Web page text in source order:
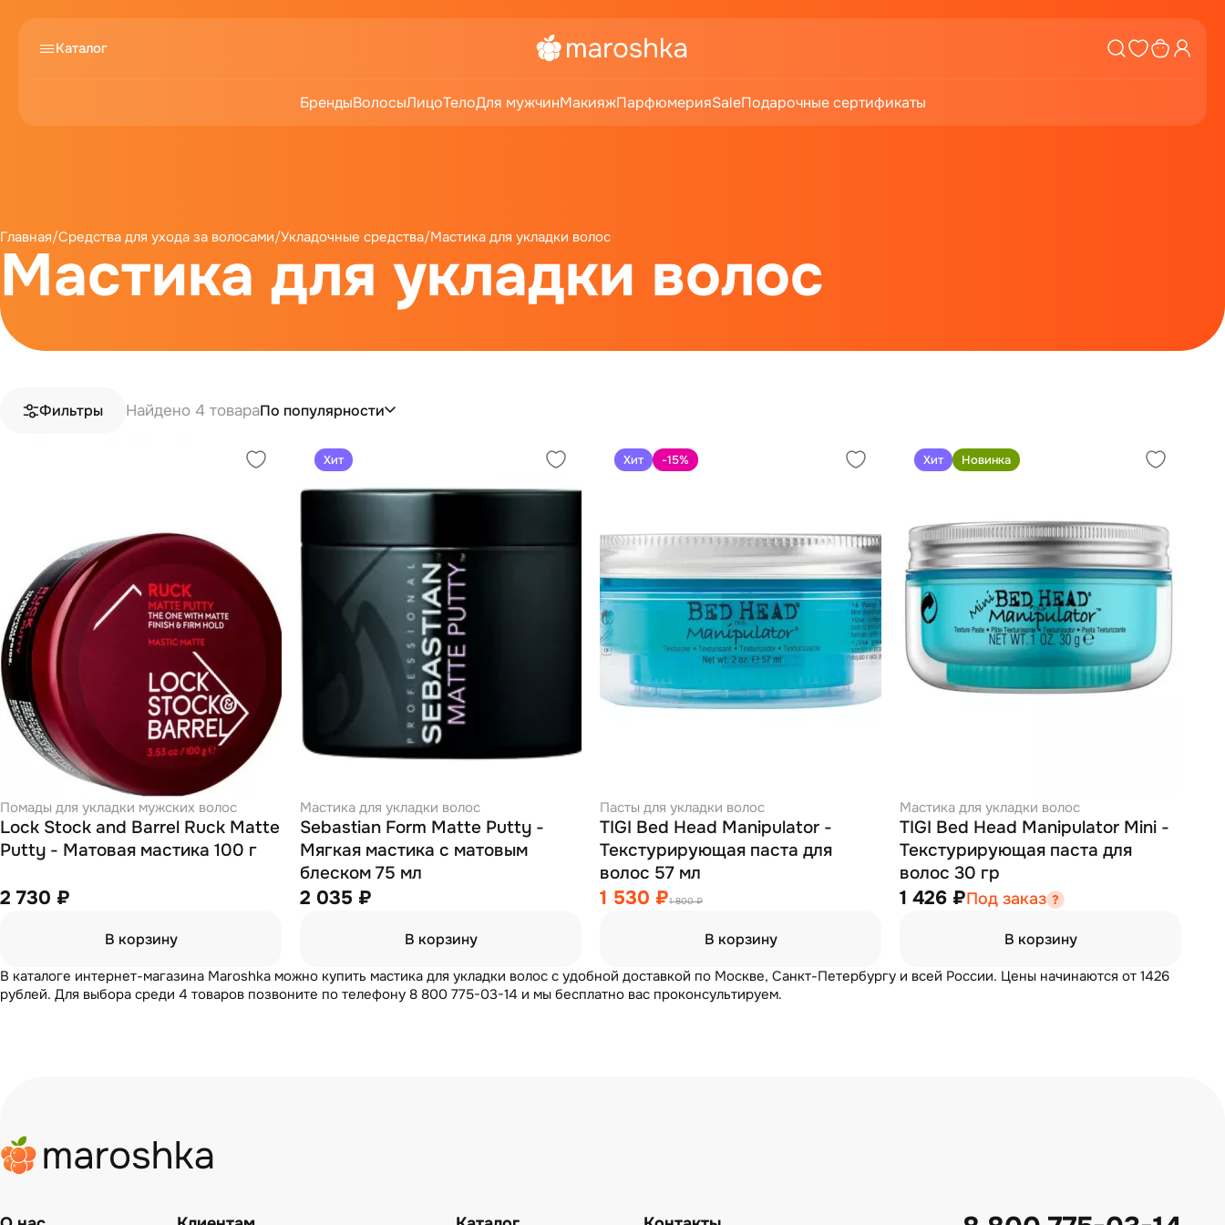
Каталог
БрендыВолосыЛицоТелоДля мужчинМакияжПарфюмерияSaleПодарочные сертификаты
Главная/Средства для ухода за волосами/Укладочные средства/Мастика для укладки волос
Мастика для укладки волос
Фильтры Найдено 4 товараПо популярности
Помады для укладки мужских волос
Lock Stock and Barrel Ruck Matte
Putty - Матовая мастика 100 г
2 730 ₽
В корзину
Хит
Мастика для укладки волос
Sebastian Form Matte Putty -
Мягкая мастика с матовым
блеском 75 мл
2 035 ₽
В корзину
Хит -15%
Пасты для укладки волос
TIGI Bed Head Manipulator -
Текстурирующая паста для
волос 57 мл
1 530 ₽1 800 ₽
В корзину
Хит Новинка
Мастика для укладки волос
TIGI Bed Head Manipulator Mini -
Текстурирующая паста для
волос 30 гр
1 426 ₽Под заказ
В корзину
В каталоге интернет-магазина Maroshka можно купить мастика для укладки волос с удобной доставкой по Москве, Санкт-Петербургу и всей России. Цены начинаются от 1426
рублей. Для выбора среди 4 товаров позвоните по телефону 8 800 775-03-14 и мы бесплатно вас проконсультируем.